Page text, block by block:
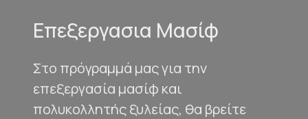
Επεξεργασια Μασίφ
Στο πρόγραμμά μας για την
επεξεργασία μασίφ και
πολυκολλητής ξυλείας, θα βρείτε